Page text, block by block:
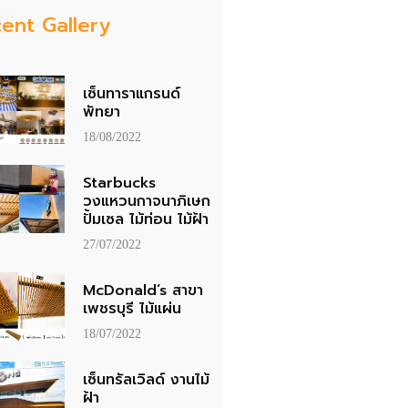
Gallery
เซ็นทาราแกรนด์
พัทยา
18/08/2022
Starbucks
วงแหวนกาจนาภิเษก
ปั้มเซล ไม้ท่อน ไม้ฝ้า
27/07/2022
McDonald’s สาขา
เพชรบุรี ไม้แผ่น
18/07/2022
เซ็นทรัลเวิลด์ งานไม้
ฝ้า